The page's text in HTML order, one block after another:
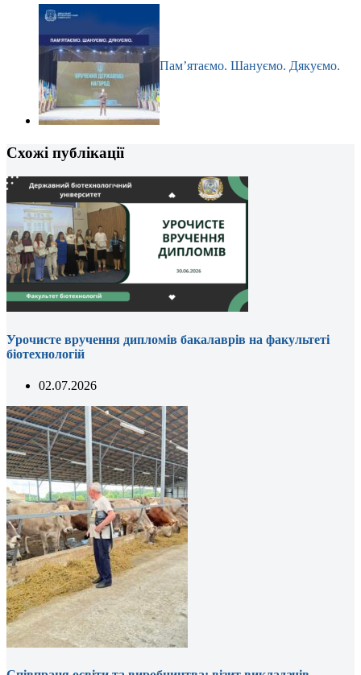
Пам’ятаємо. Шануємо. Дякуємо.
Схожі публікації
Урочисте вручення дипломів бакалаврів на факультеті
біотехнологій
02.07.2026